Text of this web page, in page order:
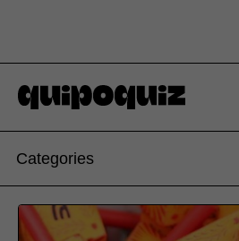
Categories